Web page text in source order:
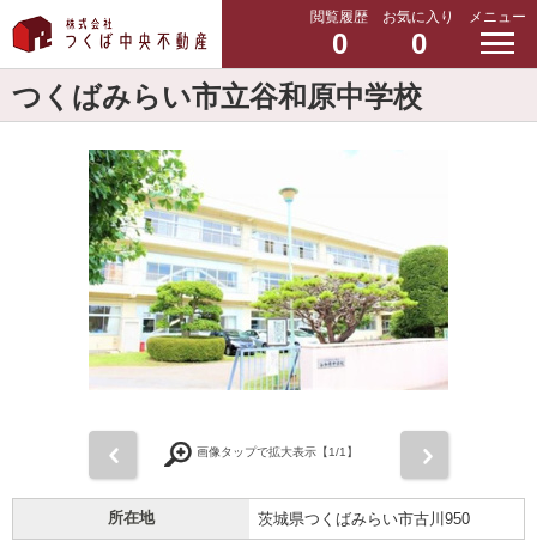
閲覧履歴
0
お気に入り
0
メニュー
つくばみらい市立谷和原中学校
画像タップで拡大表示【1/1】
所在地 茨城県つくばみらい市古川950